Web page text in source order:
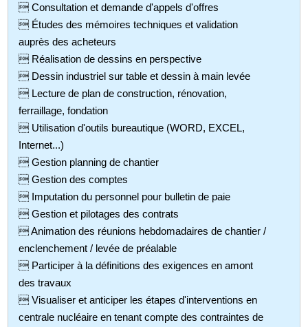
 Consultation et demande d'appels d'offres
 Études des mémoires techniques et validation
auprès des acheteurs
 Réalisation de dessins en perspective
 Dessin industriel sur table et dessin à main levée
 Lecture de plan de construction, rénovation,
ferraillage, fondation
 Utilisation d'outils bureautique (WORD, EXCEL,
Internet...)
 Gestion planning de chantier
 Gestion des comptes
 Imputation du personnel pour bulletin de paie
 Gestion et pilotages des contrats
 Animation des réunions hebdomadaires de chantier /
enclenchement / levée de préalable
 Participer à la définitions des exigences en amont
des travaux
 Visualiser et anticiper les étapes d'interventions en
centrale nucléaire en tenant compte des contraintes de